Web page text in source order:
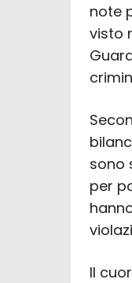
note
visto
sono
per
Il